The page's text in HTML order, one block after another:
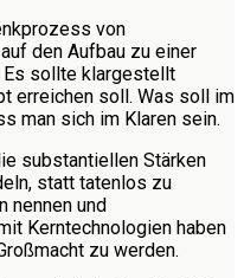
von
den Aufbau zu einer
Es sollte klargestellt
erreichen soll. Was soll im
man sich im Klaren sein.
substantiellen Stärken
statt tatenlos zu
nennen und
Kerntechnologien haben
zu werden.